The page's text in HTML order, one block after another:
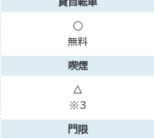
○
無料
喫煙
△
※3
門限